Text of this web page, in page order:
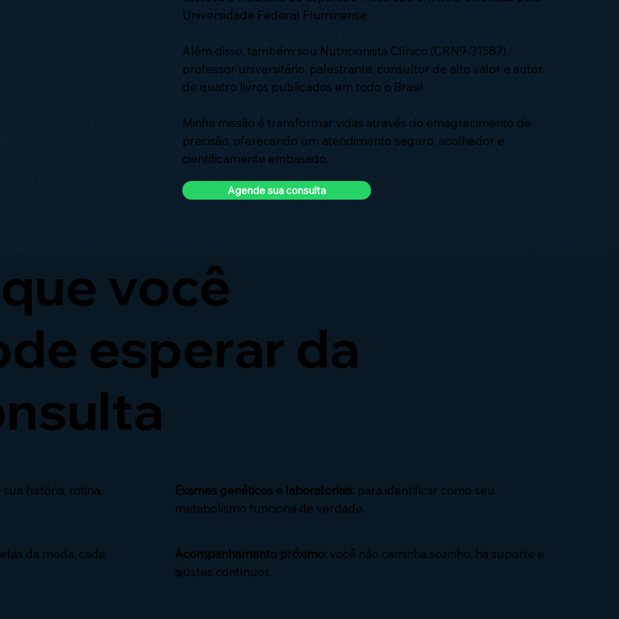
Universidade Federal Fluminense.
Além disso, também sou Nutricionista Clínico (CRN9-31587),
professor universitário, palestrante, consultor de alto valor e autor
de quatro livros publicados em todo o Brasil.
Minha missão é transformar vidas através do emagrecimento de
precisão, oferecendo um atendimento seguro, acolhedor e
cientificamente embasado.
Agende sua consulta
você
esperar da
história, rotina, Exames genéticos e laboratoriais: para identificar como seu
metabolismo funciona de verdade.
da moda, cada Acompanhamento próximo: você não caminha sozinho, há suporte e
ajustes contínuos.